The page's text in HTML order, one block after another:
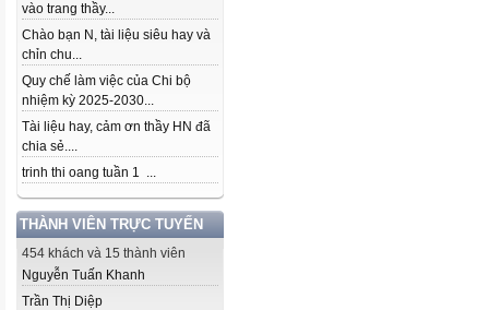
vào trang thầy...
Chào bạn N, tài liệu siêu hay và
chỉn chu...
Quy chế làm việc của Chi bộ
nhiệm kỳ 2025-2030...
Tài liệu hay, cảm ơn thầy HN đã
chia sẻ....
trinh thi oang tuần 1 ...
THÀNH VIÊN TRỰC TUYẾN
454 khách và 15 thành viên
Nguyễn Tuấn Khanh
Trần Thị Diệp